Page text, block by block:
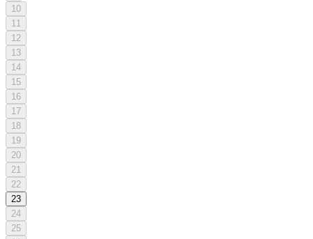
10
11
12
13
14
15
16
17
18
19
20
21
22
23
24
25